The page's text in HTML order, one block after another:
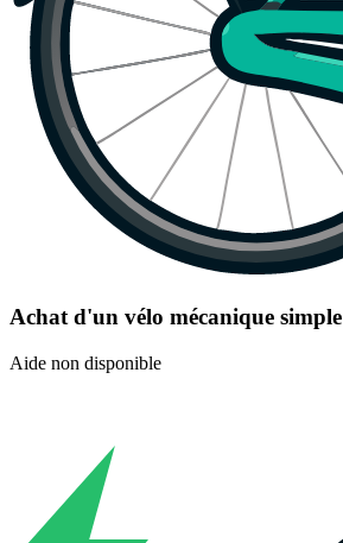
Achat d'un vélo mécanique simple
Aide non disponible